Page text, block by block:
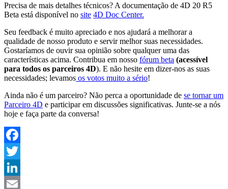
Precisa de mais detalhes técnicos? A documentação de 4D 20 R5
Beta está disponível no site 4D Doc Center.
Seu feedback é muito apreciado e nos ajudará a melhorar a
qualidade de nosso produto e servir melhor suas necessidades.
Gostaríamos de ouvir sua opinião sobre qualquer uma das
características acima. Contribua em nosso fórum beta (acessível
para todos os parceiros 4D). E não hesite em dizer-nos as suas
necessidades; levamos os votos muito a sério!
Ainda não é um parceiro? Não perca a oportunidade de se tornar um
Parceiro 4D e participar em discussões significativas. Junte-se a nós
hoje e faça parte da conversa!
Facebook
Twitter
LinkedIn